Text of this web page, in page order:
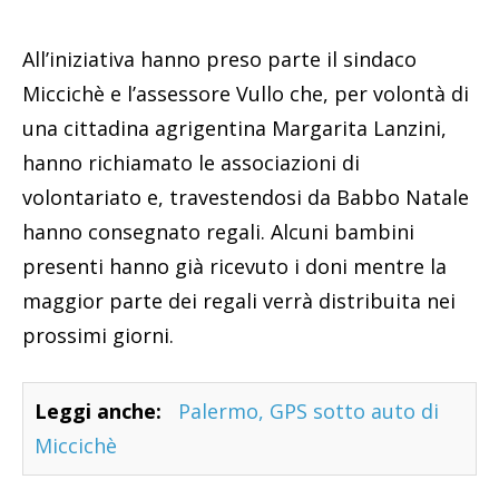
All’iniziativa hanno preso parte il sindaco
Miccichè e l’assessore Vullo che, per volontà di
una cittadina agrigentina Margarita Lanzini,
hanno richiamato le associazioni di
volontariato e, travestendosi da Babbo Natale
hanno consegnato regali. Alcuni bambini
presenti hanno già ricevuto i doni mentre la
maggior parte dei regali verrà distribuita nei
prossimi giorni.
Leggi anche:
Palermo, GPS sotto auto di
Miccichè